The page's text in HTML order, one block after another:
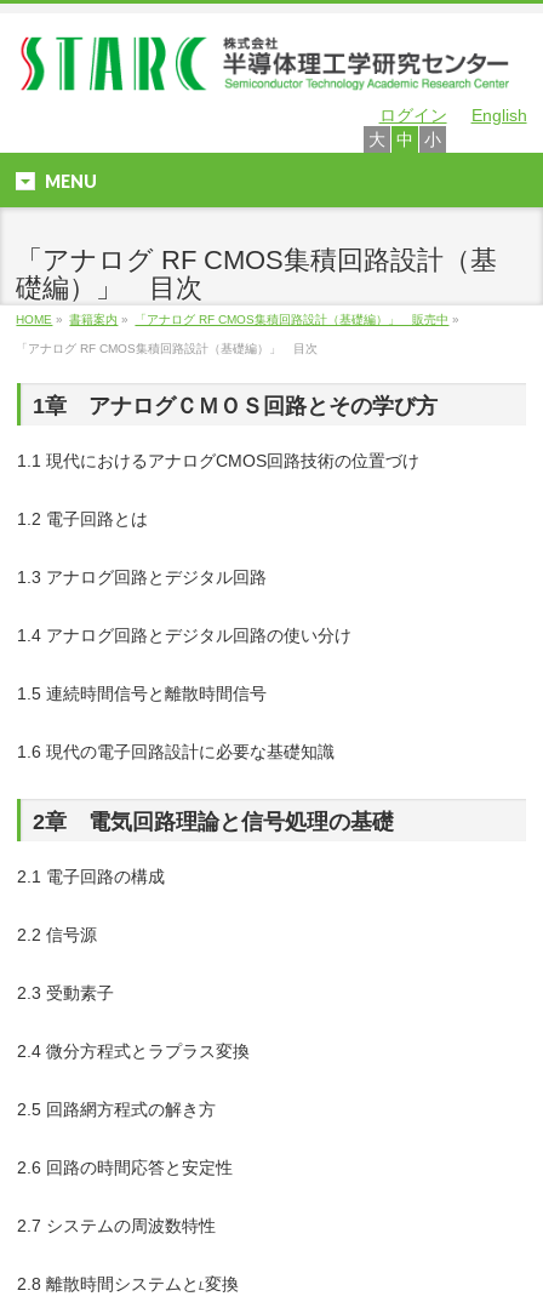
English
ログイン
小
中
大
MENU
「アナログ RF CMOS集積回路設計（基
礎編）」 目次
HOME » 書籍案内 » 「アナログ RF CMOS集積回路設計（基礎編）」 販売中 »
「アナログ RF CMOS集積回路設計（基礎編）」 目次
1章 アナログＣＭＯＳ回路とその学び方
1.1 現代におけるアナログCMOS回路技術の位置づけ
1.2 電子回路とは
1.3 アナログ回路とデジタル回路
1.4 アナログ回路とデジタル回路の使い分け
1.5 連続時間信号と離散時間信号
1.6 現代の電子回路設計に必要な基礎知識
2章 電気回路理論と信号処理の基礎
2.1 電子回路の構成
2.2 信号源
2.3 受動素子
2.4 微分方程式とラプラス変換
2.5 回路網方程式の解き方
2.6 回路の時間応答と安定性
2.7 システムの周波数特性
2.8 離散時間システムとL変換